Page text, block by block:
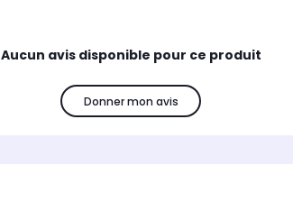
Aucun avis disponible pour ce produit
Donner mon avis